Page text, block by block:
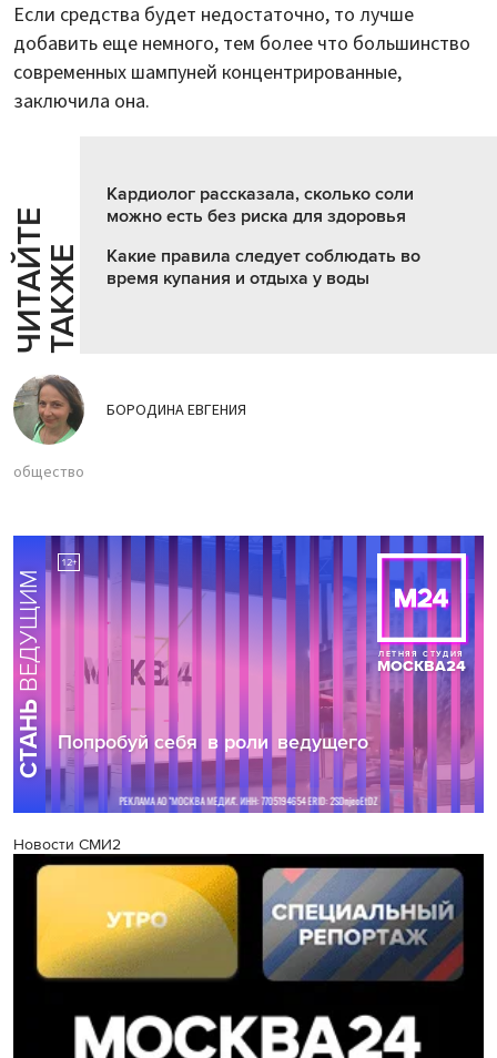
Если средства будет недостаточно, то лучше
добавить еще немного, тем более что большинство
современных шампуней концентрированные,
заключила она.
Ч
И
Т
АЙ
Т
Е
Т
А
К
ЖЕ
Кардиолог рассказала, сколько соли
можно есть без риска для здоровья
Какие правила следует соблюдать во
время купания и отдыха у воды
БОРОДИНА ЕВГЕНИЯ
общество
Новости СМИ2